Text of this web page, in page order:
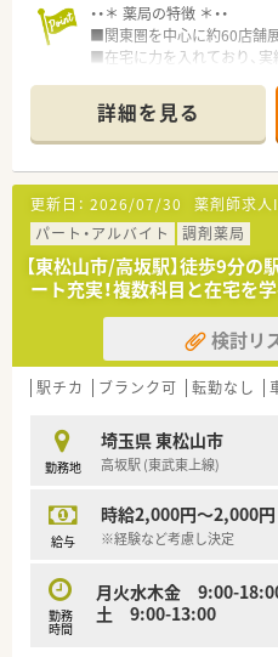
・・＊ 薬局の特徴 ＊・・
■関東圏を中心に約60店舗
■在宅に力を入れており、実
■産休・育休の取得実績があ
を整えています。
詳細を見る
更新日： 2026/07/30 薬剤師求人
パート・アルバイト
調剤薬局
【東松山市/高坂駅】徒歩9分
ート充実！複数科目と在宅を
検討リ
駅チカ ブランク可 転勤なし
勤務地
埼玉県 東松山市
高坂駅 (東武東上線)
給与
時給2,000円～2,000円
※経験など考慮し決定
勤務
時間
月火水木金 9:00-18:00
土 9:00-13:00